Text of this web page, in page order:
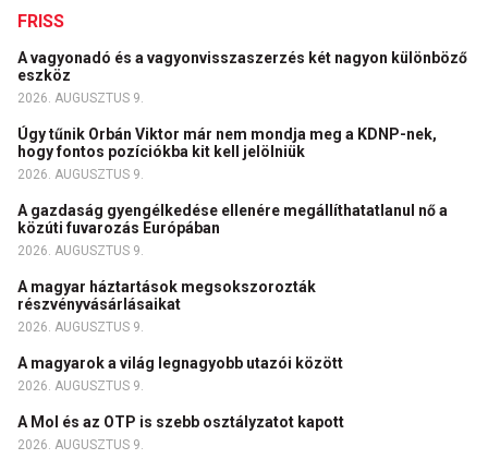
FRISS
A vagyonadó és a vagyonvisszaszerzés két nagyon különböző
eszköz
2026. AUGUSZTUS 9.
Úgy tűnik Orbán Viktor már nem mondja meg a KDNP-nek,
hogy fontos pozíciókba kit kell jelölniük
2026. AUGUSZTUS 9.
A gazdaság gyengélkedése ellenére megállíthatatlanul nő a
közúti fuvarozás Európában
2026. AUGUSZTUS 9.
A magyar háztartások megsokszorozták
részvényvásárlásaikat
2026. AUGUSZTUS 9.
A magyarok a világ legnagyobb utazói között
2026. AUGUSZTUS 9.
A Mol és az OTP is szebb osztályzatot kapott
2026. AUGUSZTUS 9.